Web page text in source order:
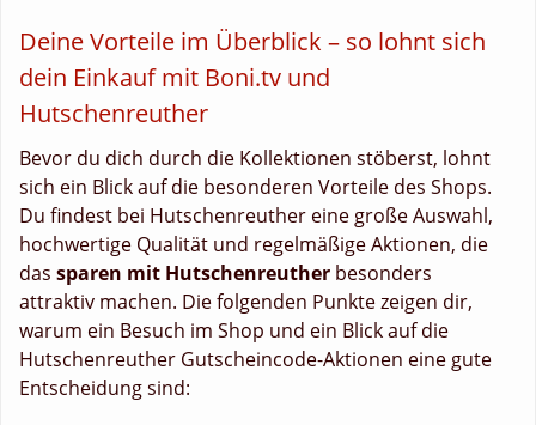
Deine Vorteile im Überblick – so lohnt sich
dein Einkauf mit Boni.tv und
Hutschenreuther
Bevor du dich durch die Kollektionen stöberst, lohnt
sich ein Blick auf die besonderen Vorteile des Shops.
Du findest bei Hutschenreuther eine große Auswahl,
hochwertige Qualität und regelmäßige Aktionen, die
das sparen mit Hutschenreuther besonders
attraktiv machen. Die folgenden Punkte zeigen dir,
warum ein Besuch im Shop und ein Blick auf die
Hutschenreuther Gutscheincode-Aktionen eine gute
Entscheidung sind: